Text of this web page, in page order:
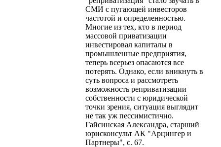
СМИ с пугающей инвесторов
частотой и определенностью.
Многие из тех, кто в период
массовой приватизации
инвестировал капиталы в
промышленные предприятия,
теперь всерьез опасаются все
потерять. Однако, если вникнуть в
суть вопроса и рассмотреть
возможность реприватизации
собственности с юридической
точки зрения, ситуация выглядит
не так уж пессимистично.
Гайсинская Александра, старший
юрисконсульт АК "Арцингер и
Партнеры", с. 67.